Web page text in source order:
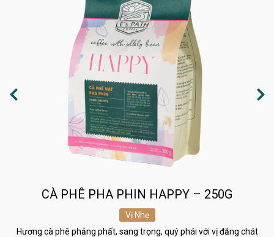
CÀ PHÊ PHA PHIN HAPPY – 250G
Vị Nhẹ
Hương cà phê phảng phất, sang trọng, quý phái với vị đắng chát